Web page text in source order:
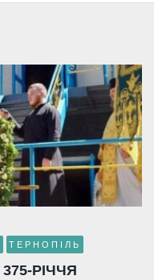
ТЕРНОПІЛЬ
РІЧЧЯ